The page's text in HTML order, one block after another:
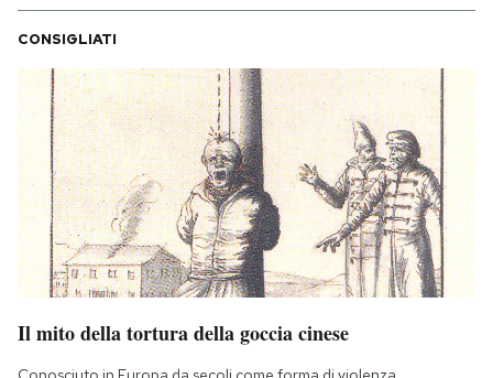
CONSIGLIATI
Il mito della tortura della goccia cinese